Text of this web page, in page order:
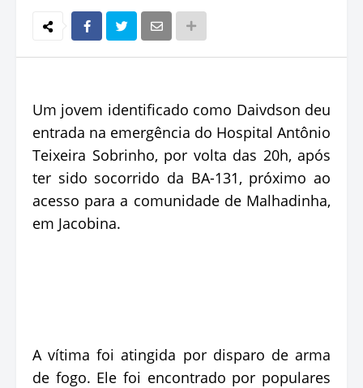
Um jovem identificado como Daivdson deu
entrada na emergência do Hospital Antônio
Teixeira Sobrinho, por volta das 20h, após
ter sido socorrido da BA-131, próximo ao
acesso para a comunidade de Malhadinha,
em Jacobina.
A vítima foi atingida por disparo de arma
de fogo. Ele foi encontrado por populares